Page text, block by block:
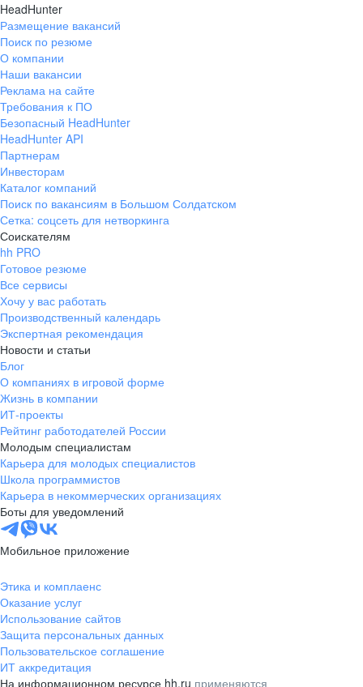
HeadHunter
Размещение вакансий
Поиск по резюме
О компании
Наши вакансии
Реклама на сайте
Требования к ПО
Безопасный HeadHunter
HeadHunter API
Партнерам
Инвесторам
Каталог компаний
Поиск по вакансиям в Большом Солдатском
Сетка: соцсеть для нетворкинга
Соискателям
hh PRO
Готовое резюме
Все сервисы
Хочу у вас работать
Производственный календарь
Экспертная рекомендация
Новости и статьи
Блог
О компаниях в игровой форме
Жизнь в компании
ИТ-проекты
Рейтинг работодателей России
Молодым специалистам
Карьера для молодых специалистов
Школа программистов
Карьера в некоммерческих организациях
Боты для уведомлений
Мобильное приложение
Этика и комплаенс
Оказание услуг
Использование сайтов
Защита персональных данных
Пользовательское соглашение
ИТ аккредитация
На информационном ресурсе hh.ru применяются